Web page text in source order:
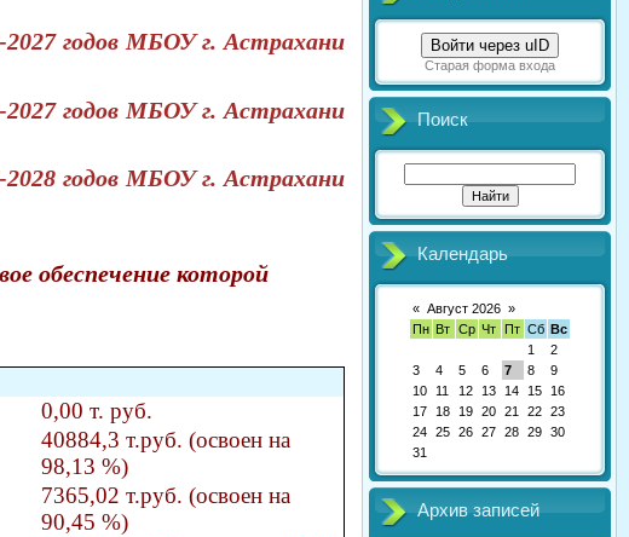
2027 годов МБОУ г. Астрахани
2027 годов МБОУ г. Астрахани
годов МБОУ г. Астрахани
обеспечение которой
0,00 т. руб.
40884,3 т.руб. (освоен на
98,13 %)
7365,02 т.руб. (освоен на
90,45 %)
Войти через uID
Старая форма входа
Поиск
Календарь
« Август 2026 »
Пн Вт Ср Чт Пт Сб Вс
1
2
3
4 5 6 7 8
9
10
11 12 13 14 15
16
17
18 19 20 21 22 23
24 25 26 27 28 29 30
31
Архив записей